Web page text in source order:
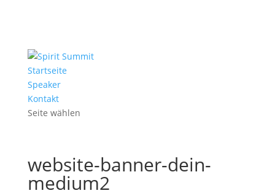
Startseite
Speaker
Kontakt
Seite wählen
website-banner-dein-
medium2